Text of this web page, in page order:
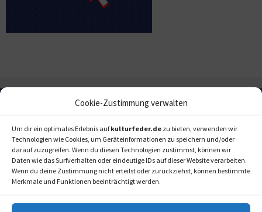
Cookie-Zustimmung verwalten
Um dir ein optimales Erlebnis aufkulturfeder.de zu bieten, verwenden wir
Technologien wie Cookies, um Geräteinformationen zu speichern und/oder
darauf zuzugreifen. Wenn du diesen Technologien zustimmst, können wir
Daten wie das Surfverhalten oder eindeutige IDs auf dieser Website verarbeiten.
Wenn du deine Zustimmung nicht erteilst oder zurückziehst, können bestimmte
Merkmale und Funktionen beeinträchtigt werden.